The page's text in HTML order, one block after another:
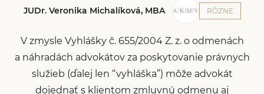
JUDr. Veronika Michalíková, MBA RÔZNE
V zmysle Vyhlášky č. 655/2004 Z. z. o odmenách
a náhradách advokátov za poskytovanie právnych
služieb (ďalej len “vyhláška”) môže advokát
dojednať s klientom zmluvnú odmenu aj